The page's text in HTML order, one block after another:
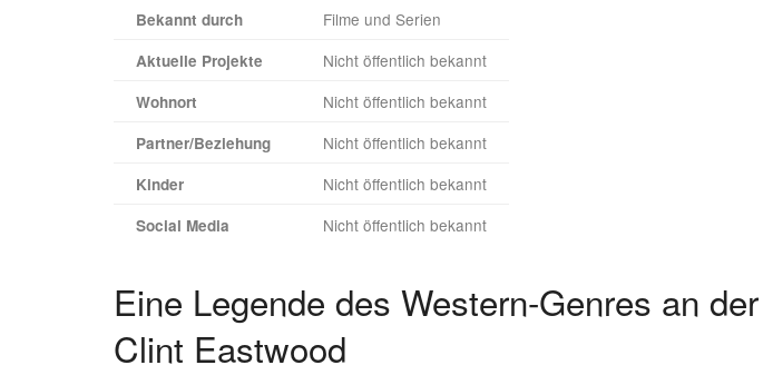
Bekannt durch Filme und Serien
Aktuelle Projekte Nicht öffentlich bekannt
Wohnort Nicht öffentlich bekannt
Partner/Beziehung Nicht öffentlich bekannt
Kinder Nicht öffentlich bekannt
Social Media Nicht öffentlich bekannt
Eine Legende des Western-Genres an
Clint Eastwood